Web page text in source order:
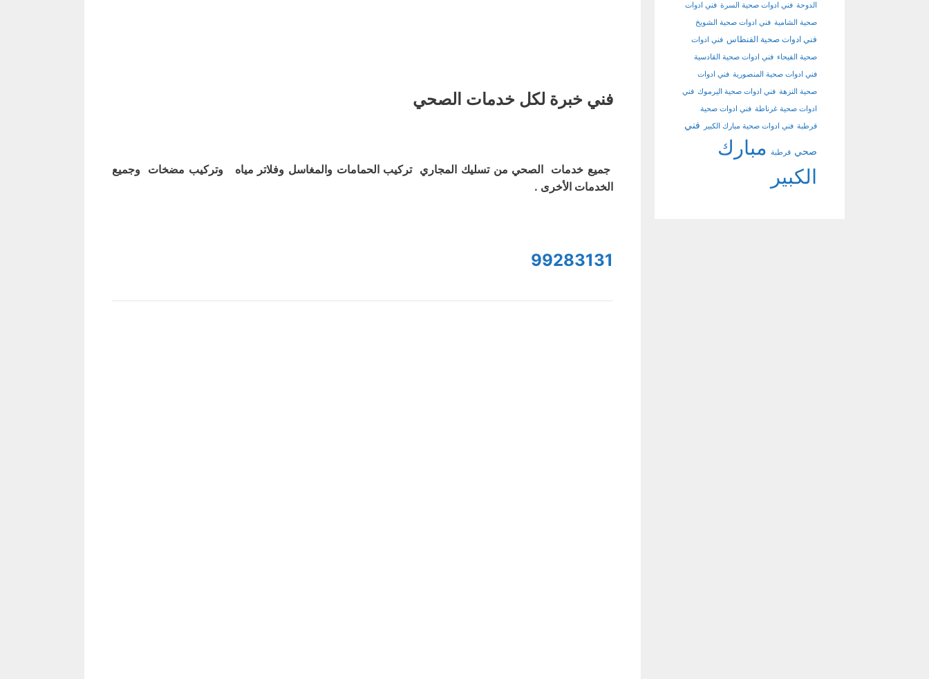
فني خبرة لكل خدمات الصحي
جميع خدمات الصحي من تسليك المجاري تركيب الحمامات والمغاسل وفلاتر مياه وتركيب مضخات وجميع
الخدمات الأخرى .
99283131
الدوحة فني ادوات صحية السرة فني ادوات
صحية الشامية فني ادوات صحية الشويخ
فني ادوات صحية الفنطاس فني ادوات
صحية الفيحاء فني ادوات صحية القادسية
فني ادوات صحية المنصورية فني ادوات
صحية النزهة فني ادوات صحية اليرموك فني
ادوات صحية غرناطة فني ادوات صحية
قرطبة فني ادوات صحية مبارك الكبير فني
صحي قرطبة مبارك
الكبير